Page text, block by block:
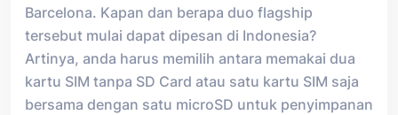
Barcelona. Kapan dan berapa duo flagship
tersebut mulai dapat dipesan di Indonesia?
Artinya, anda harus memilih antara memakai dua
kartu SIM tanpa SD Card atau satu kartu SIM saja
bersama dengan satu microSD untuk penyimpanan